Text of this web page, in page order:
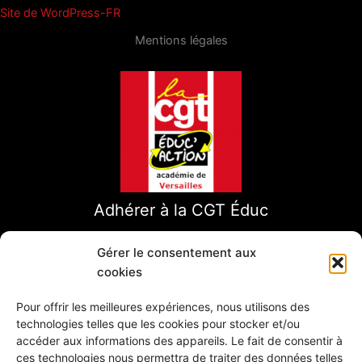
Gérer le consentement aux
cookies
Pour offrir les meilleures expériences, nous utilisons des
technologies telles que les cookies pour stocker et/ou
accéder aux informations des appareils. Le fait de consentir à
ces technologies nous permettra de traiter des données telles
Site de WordPress-FR
Mentions légales
Adhérer à la CGT Éduc